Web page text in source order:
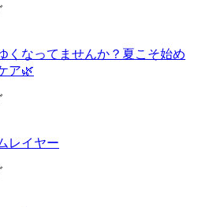
くなってませんか？夏こそ始め
ア🌿
レイヤー